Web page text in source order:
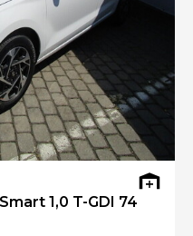
1,0 T-GDI 74